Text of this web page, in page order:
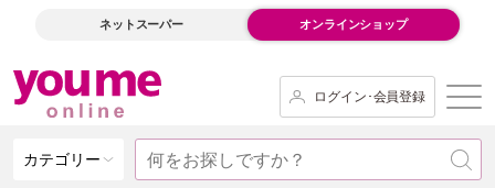
ネットスーパー オンラインショップ
ログイン･会員登録
カテゴリー